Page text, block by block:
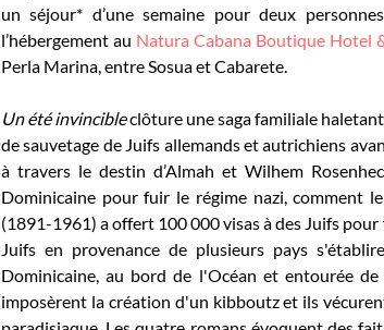
un séjour* d’une semaine pour deux
l’hébergement au Natura Cabana Boutique Hotel
Perla Marina, entre Sosua et Cabarete.
Un été invincible clôture une saga familiale
de sauvetage de Juifs allemands et autrichiens
à travers le destin d’Almah et Wilhem
Dominicaine pour fuir le régime nazi, comment
(1891-1961) a offert 100 000 visas à des Juifs
Juifs en provenance de plusieurs pays
Dominicaine, au bord de l'Océan et entourée
imposèrent la création d'un kibboutz et ils